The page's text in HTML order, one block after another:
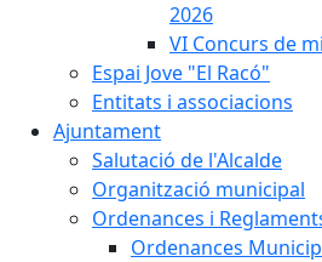
2026
VI Concurs de
Espai Jove "El Racó"
Entitats i associacions
Ajuntament
Salutació de l'Alcalde
Organització municipal
Ordenances i
Ordenances